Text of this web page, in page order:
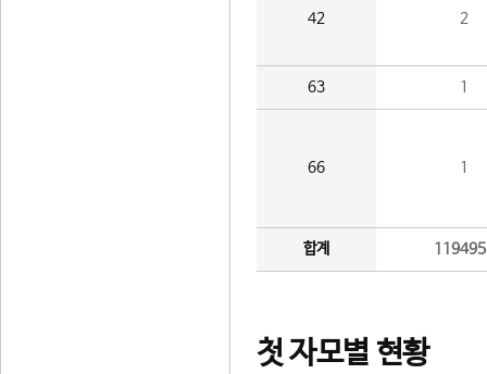
42 2
63 1
66 1
합계
첫 자모별 현황